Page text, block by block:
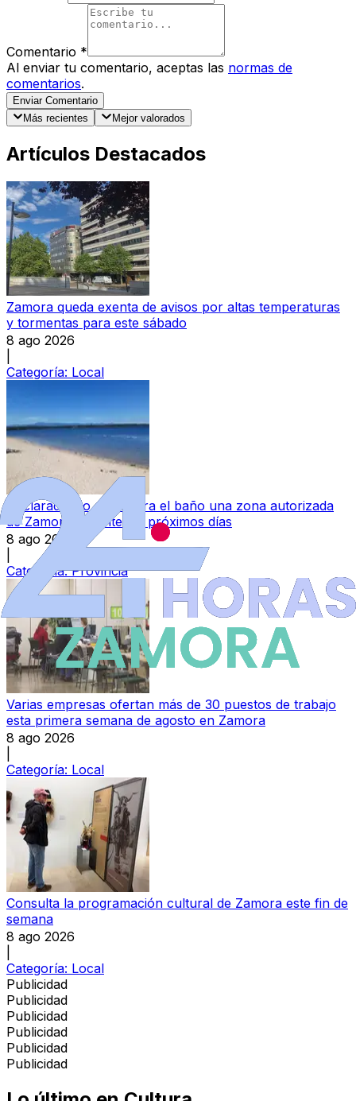
Comentario *
Al enviar tu comentario, aceptas las normas de
comentarios.
Enviar Comentario
Más recientes
Mejor valorados
Artículos Destacados
Zamora queda exenta de avisos por altas temperaturas
y tormentas para este sábado
8 ago 2026
Categoría: Local
Declarada ‘no apta’ para el baño una zona autorizada
de Zamora durante los próximos días
8 ago 2026
Categoría:Provincia
Varias empresas ofertan más de 30 puestos de trabajo
esta primera semana de agosto en Zamora
8 ago 2026
Categoría: Local
Consulta la programación cultural de Zamora este fin de
semana
8 ago 2026
Categoría: Local
Publicidad
Publicidad
Publicidad
Publicidad
Publicidad
Publicidad